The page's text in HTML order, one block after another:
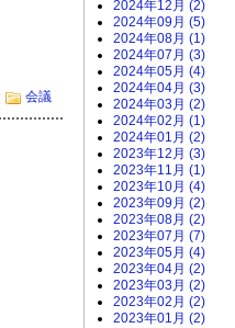
会議
2024年12月 (2)
2024年09月 (5)
2024年08月 (1)
2024年07月 (3)
2024年05月 (4)
2024年04月 (3)
2024年03月 (2)
2024年02月 (1)
2024年01月 (2)
2023年12月 (3)
2023年11月 (1)
2023年10月 (4)
2023年09月 (2)
2023年08月 (2)
2023年07月 (7)
2023年05月 (4)
2023年04月 (2)
2023年03月 (2)
2023年02月 (2)
2023年01月 (2)